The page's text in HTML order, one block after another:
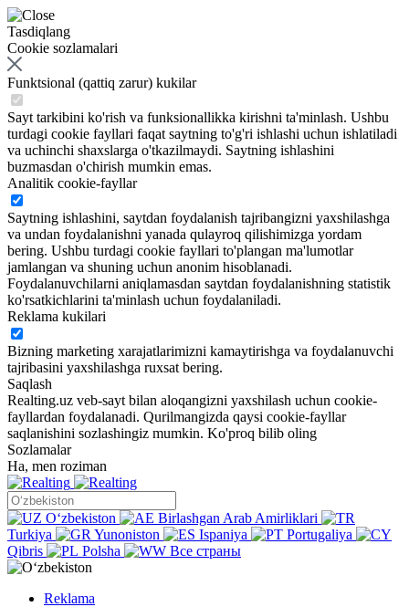
Tasdiqlang
Cookie sozlamalari
Funktsional (qattiq zarur) kukilar
Sayt tarkibini ko'rish va funksionallikka kirishni ta'minlash. Ushbu
turdagi cookie fayllari faqat saytning to'g'ri ishlashi uchun ishlatiladi
va uchinchi shaxslarga o'tkazilmaydi. Saytning ishlashini
buzmasdan o'chirish mumkin emas.
Analitik cookie-fayllar
Saytning ishlashini, saytdan foydalanish tajribangizni yaxshilashga
va undan foydalanishni yanada qulayroq qilishimizga yordam
bering. Ushbu turdagi cookie fayllari to'plangan ma'lumotlar
jamlangan va shuning uchun anonim hisoblanadi.
Foydalanuvchilarni aniqlamasdan saytdan foydalanishning statistik
ko'rsatkichlarini ta'minlash uchun foydalaniladi.
Reklama kukilari
Bizning marketing xarajatlarimizni kamaytirishga va foydalanuvchi
tajribasini yaxshilashga ruxsat bering.
Saqlash
Realting.uz veb-sayt bilan aloqangizni yaxshilash uchun cookie-
fayllardan foydalanadi. Qurilmangizda qaysi cookie-fayllar
saqlanishini sozlashingiz mumkin. Ko'proq bilib oling
Sozlamalar
Ha, men roziman
Oʻzbekiston
Birlashgan Arab Amirliklari
Turkiya
Yunoniston Ispaniya
Portugaliya
Qibris
Polsha Все страны
Reklama